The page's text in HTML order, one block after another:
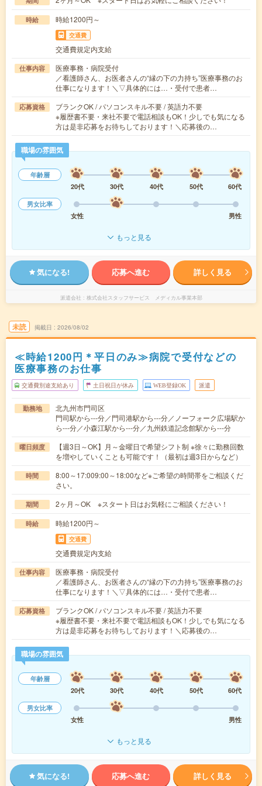
時給 時給1200円～
交通費
交通費規定内支給
仕事内容
医療事務・病院受付
／看護師さん、お医者さんの“縁の下の力持ち”医療事務のお
仕事になります！＼▽具体的には…・受付で患者…
応募資格
ブランクOK / パソコンスキル不要 / 英語力不要
※履歴書不要・来社不要で電話相談もOK！少しでも気になる
方は是非応募をお待ちしております！＼応募後の…
職場の雰囲気
年齢層
20代
30代 40代 50代
60代
男女比率
女性
男性
もっと見る
気になる! 応募へ進む 詳しく見る
派遣会社 株式会社スタッフサービス メディカル事業本部
未読 掲載日 2026/08/02
≪時給1200円＊平日のみ≫病院で受付などの
医療事務のお仕事
交通費別途支給あり 土日祝日が休み WEB登録OK 派遣
勤務地
北九州市門司区
門司駅から---分／門司港駅から---分／ノーフォーク広場駅か
ら---分／小森江駅から---分／九州鉄道記念館駅から---分
曜日頻度
【週3日～OK】月～金曜日で希望シフト制 ※徐々に勤務回数
を増やしていくことも可能です！（最初は週3日からなど）
時間
8:00～17:009:00～18:00など※ご希望の時間帯をご相談くだ
さい。
期間 2ヶ月～OK ※スタート日はお気軽にご相談ください！
時給 時給1200円～
交通費
交通費規定内支給
仕事内容
医療事務・病院受付
／看護師さん、お医者さんの“縁の下の力持ち”医療事務のお
仕事になります！＼▽具体的には…・受付で患者…
応募資格
ブランクOK / パソコンスキル不要 / 英語力不要
※履歴書不要・来社不要で電話相談もOK！少しでも気になる
方は是非応募をお待ちしております！＼応募後の…
職場の雰囲気
年齢層
20代
30代 40代 50代
60代
男女比率
女性
男性
もっと見る
気になる! 応募へ進む 詳しく見る